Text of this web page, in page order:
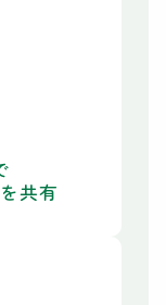
共有